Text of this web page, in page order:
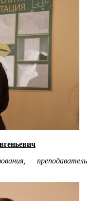
преподаватель